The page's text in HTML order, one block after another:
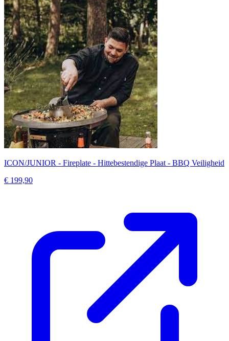
ICON/JUNIOR - Fireplate - Hittebestendige Plaat - BBQ Veiligheid
€ 199,90